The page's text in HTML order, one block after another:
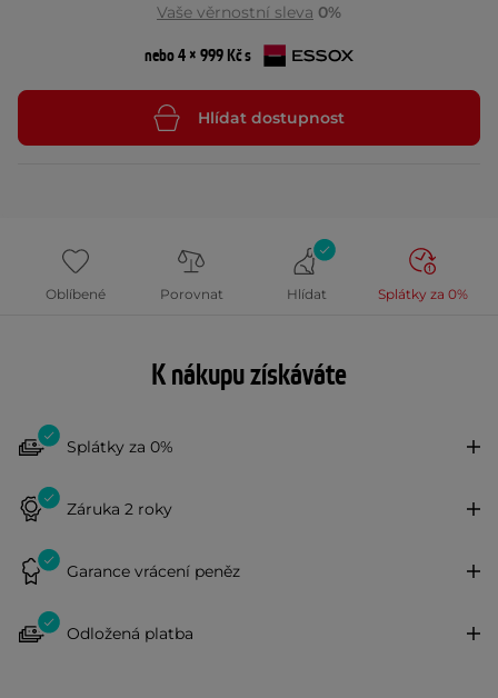
Vaše věrnostní sleva 0%
nebo 4 × 999 Kč s
Hlídat dostupnost
Oblíbené Porovnat Hlídat Splátky za 0%
K nákupu získáváte
Splátky za 0%
Záruka 2 roky
Garance vrácení peněz
Odložená platba